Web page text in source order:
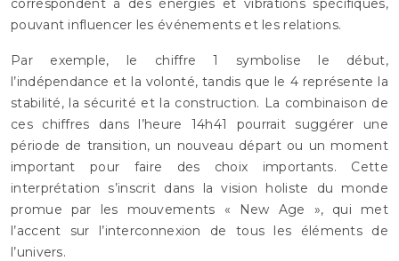
correspondent à des énergies et vibrations spécifiques,
pouvant influencer les événements et les relations.
Par exemple, le chiffre 1 symbolise le début,
l’indépendance et la volonté, tandis que le 4 représente la
stabilité, la sécurité et la construction. La combinaison de
ces chiffres dans l’heure 14h41 pourrait suggérer une
période de transition, un nouveau départ ou un moment
important pour faire des choix importants. Cette
interprétation s’inscrit dans la vision holiste du monde
promue par les mouvements « New Age », qui met
l’accent sur l’interconnexion de tous les éléments de
l’univers.